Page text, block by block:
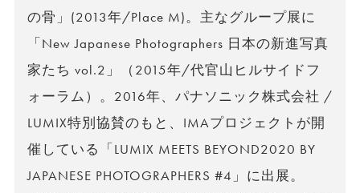
の骨」(2013年/Place M)。主なグループ展に
「New Japanese Photographers 日本の新進写真
家たち vol.2」（2015年/代官山ヒルサイドフ
ォーラム）。2016年、パナソニック株式会社 /
LUMIX特別協賛のもと、IMAプロジェクトが開
催している「LUMIX MEETS BEYOND2020 BY
JAPANESE PHOTOGRAPHERS #4」に出展。